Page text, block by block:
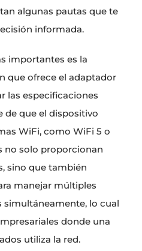
algunas pautas que te
informada.
importantes es la
que ofrece el adaptador
las especificaciones
de que el dispositivo
WiFi, como WiFi 5 o
no solo proporcionan
sino que también
manejar múltiples
lo cual
donde una
utiliza la red.